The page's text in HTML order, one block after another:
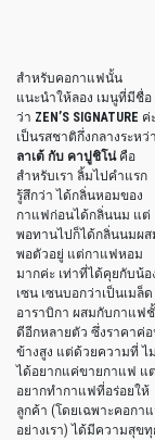
สำหรับคอกาแฟนั้น
แนะนำให้ลอง เมนูที่มีชื่อ
ว่า ZEN’S SIGNATURE ค่
เป็นรสชาติกึ่งกลางระหว่
ลาเต้ กับ คาปูชิโน่คือ
สำหรับเรา ลิ้มไปคำแรก
รู้สึกว่า ได้กลิ่นหอมของ
กาแฟก่อนได้กลิ่นนม แต่
พอทานไปก็ได้กลิ่นนมผส
พอตัวอยู่ แต่กาแฟหอม
มากค่ะ เท่าที่ได้คุยกับน้อ
เซน เซนบอกว่าเป็นเมล็ด
อาราบิกา ผสมกับกาแฟ
ดีอีกหลายตัว ซึ่งราคาค่
ข้างสูง แต่ด้วยความที่ ไม่
ได้อยากแค่ขายกาแฟ แต่
อยากทำกาแฟที่อร่อยให้
ลูกค้า (โดยเฉพาะคอกา
อย่างเรา) ได้มีความสุข